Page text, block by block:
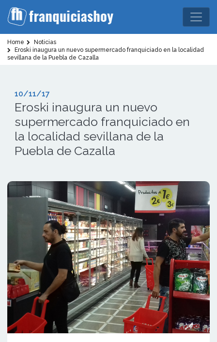
Home
Noticias
Eroski inaugura un nuevo supermercado franquiciado en la localidad
sevillana de la Puebla de Cazalla
10/11/17
Eroski inaugura un nuevo
supermercado franquiciado en
la localidad sevillana de la
Puebla de Cazalla